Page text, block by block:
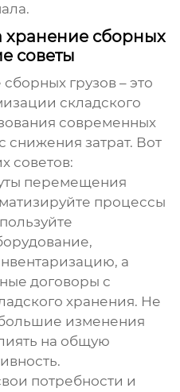
хранение сборных
советы
грузов – это
складского
современных
снижения затрат. Вот
советов:
перемещения
процессы
а
договоры с
хранения. Не
изменения
на общую
потребности и